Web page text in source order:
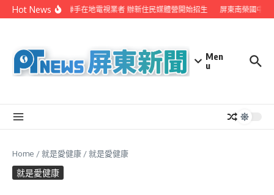
Skip to content
Hot News屏縣府聯手在地電視業者 辦新住民媒體營開始招生 屏東南榮國中赴
Men
u
Home /就是愛健康 /就是愛健康
就是愛健康